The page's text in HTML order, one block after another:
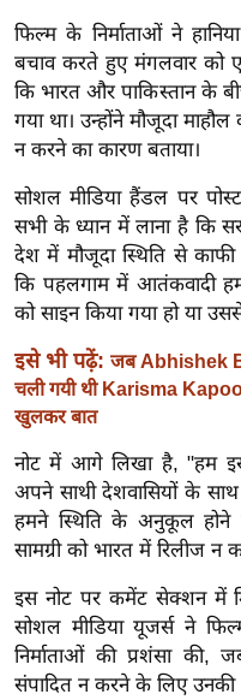
डि
या
सा
हि
ज
ग
त
ऑ
व
र्ल्ड
न्यू
ज
ब्री
फ
म
नो
रं
ज
न
फिल्म के निर्माताओं ने
बचाव करते हुए मंगलवार को
कि भारत और पाकिस्तान के
गया था। उन्होंने मौजूदा
न करने का कारण बताया।
सोशल मीडिया हैंडल पर
सभी के ध्यान में लाना है कि
देश में मौजूदा स्थिति से
कि पहलगाम में आतंकवादी
को साइन किया गया हो या
इसे भी पढ़ें: जब Abhishek
चली गयी थी Karisma
खुलकर बात
नोट में आगे लिखा है, "हम
अपने साथी देशवासियों के
हमने स्थिति के अनुकूल होने
सामग्री को भारत में रिलीज न
इस नोट पर कमेंट सेक्शन में
सोशल मीडिया यूजर्स ने
निर्माताओं की प्रशंसा की,
संपादित न करने के लिए उनकी